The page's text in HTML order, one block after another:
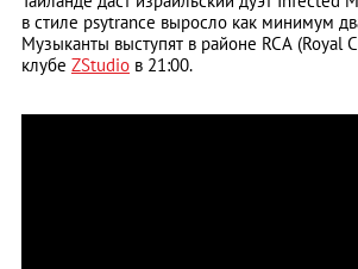
в стиле psytrance выросло как минимум
Музыканты выступят в районе RCA (Royal
клубе ZStudio в 21:00.